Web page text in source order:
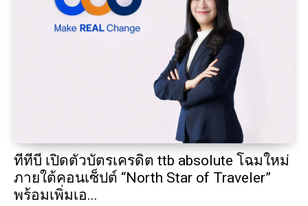
ทีทีบี เปิดตัวบัตรเครดิต ttb absolute โฉมใหม่
ภายใต้คอนเซ็ปต์ “North Star of Traveler”
พร้อมเพิ่มเอ...